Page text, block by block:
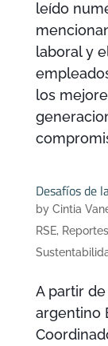
leído
laboral y
los
Desafíos de
by Cintia
RSE, Reportes
A partir
argentino